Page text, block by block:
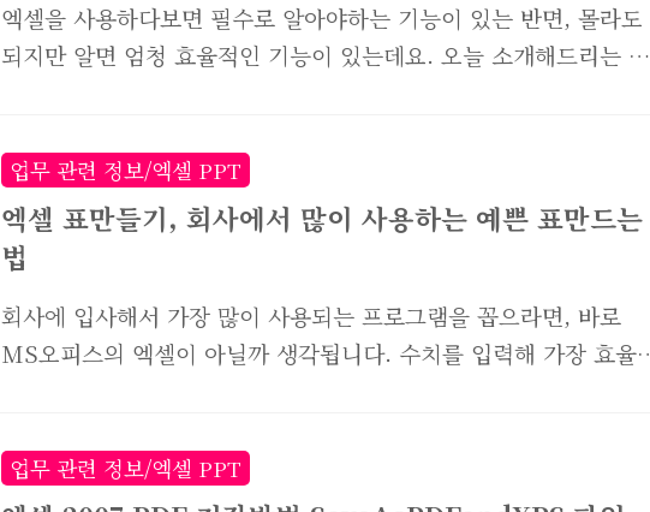
정품 인증을 위해서는 활성화를 시켜줘야합니다. 위 이미지는 캐드
2010 버전 활성화창이며, 보통 위와같은 화면이 나옵니다. ..
엑셀을 사용하다보면 필수로 알아야하는 기능이 있는 반면, 몰라도
되지만 알면 엄청 효율적인 기능이 있는데요. 오늘 소개해드리는 기
리부서 담당자라면, 알아두면 정말 좋은 기능입니다. 활용방법이 무
궁무진한 기능이니, 다른 부서라 하더라도 알아두면 좋겠죠? 엑셀
조건부서식 기능에도 여러가지가 있는데, 오늘은 가장 일반적이면
서도 사용량이 많은 것 하나만 골라서 소개해드릴께요. 회사에서 재
고관리 업무 담당자라면 유용하게 사용할 수 있을거에요. 저희회사
는 아이큐브를 도입해 ERP를 이용해 재고관리를 하고 있지만, 상황
업무 관련 정보/엑셀 PPT
엑셀 표만들기, 회사에서 많이 사용하는 예쁜 표만드는
법
회사에 입사해서 가장 많이 사용되는 프로그램을 꼽으라면, 바로
MS오피스의 엑셀이 아닐까 생각됩니다. 수치를 입력해 가장 효율
지 상상만해도 끔찍합니다. 엑셀 함수 하나만 입력하면 순식간에 정
형화된 데이터를 산출해내는 엑셀느님. 오늘은 엑셀의 가장 기본적
업무 관련 정보/엑셀 PPT